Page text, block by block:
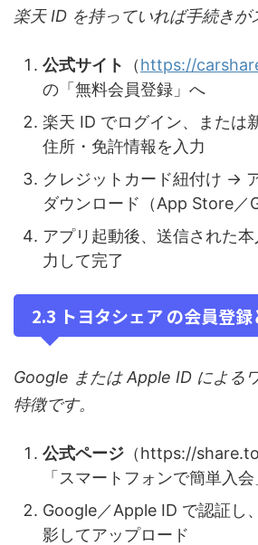
楽天 ID を持っていれば手続きが
公式サイト （https://
の「無料会員登録」へ
楽天 ID でログイン、または
住所・免許情報を入力
クレジットカード紐付け →
ダウンロード（App Store／
アプリ起動後、送信された
力して完了
2.3 トヨタシェア の会員登
Google または Apple ID による
特徴です。
公式ページ （https://
「スマートフォンで簡単入
Google／Apple ID で認証し
影してアップロード